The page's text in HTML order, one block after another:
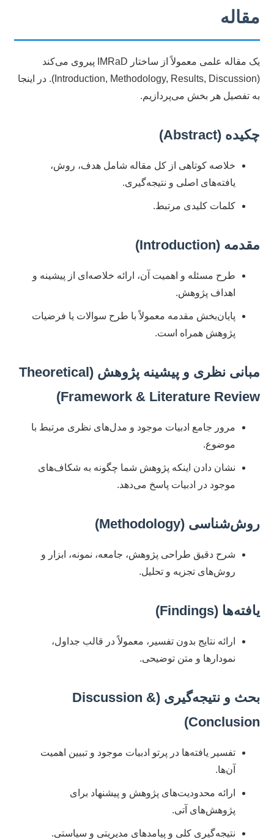
مقاله
یک مقاله علمی معمولاً از ساختار IMRaD پیروی می‌کند
(Introduction, Methodology, Results, Discussion). در اینجا
به تفصیل هر بخش می‌پردازیم.
چکیده (Abstract)
خلاصه کوتاهی از کل مقاله شامل هدف، روش،
یافته‌های اصلی و نتیجه‌گیری.
کلمات کلیدی مرتبط.
مقدمه (Introduction)
طرح مسئله و اهمیت آن، ارائه خلاصه‌ای از پیشینه و
اهداف پژوهش.
پایان‌بخش مقدمه معمولاً با طرح سوالات یا فرضیات
پژوهش همراه است.
مبانی نظری و پیشینه پژوهش (Theoretical
Framework & Literature Review)
مرور جامع ادبیات موجود و مدل‌های نظری مرتبط با
موضوع.
نشان دادن اینکه پژوهش شما چگونه به شکاف‌های
موجود در ادبیات پاسخ می‌دهد.
روش‌شناسی (Methodology)
شرح دقیق طراحی پژوهش، جامعه، نمونه، ابزار و
روش‌های تجزیه و تحلیل.
یافته‌ها (Findings)
ارائه نتایج بدون تفسیر، معمولاً در قالب جداول،
نمودارها و متن توضیحی.
بحث و نتیجه‌گیری (Discussion &
Conclusion)
تفسیر یافته‌ها در پرتو ادبیات موجود و تبیین اهمیت
آن‌ها.
ارائه محدودیت‌های پژوهش و پیشنهاد برای
پژوهش‌های آتی.
نتیجه‌گیری کلی و پیامدهای مدیریتی و سیاستی.